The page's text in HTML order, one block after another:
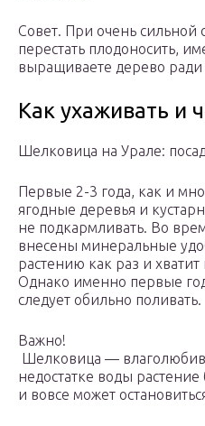
Совет. При очень
перестать плодоносить,
выращиваете дерево ради
Как ухаживать и
Шелковица на Урале:
Первые 2-3 года, как и
ягодные деревья и
не подкармливать. Во
внесены минеральные
растению как раз и хватит
Однако именно первые
следует обильно поливать.
Важно!
Шелковица —
недостатке воды растение
и вовсе может